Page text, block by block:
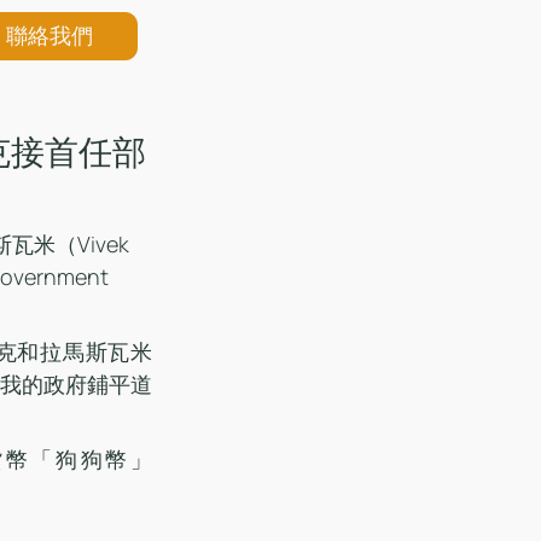
聯絡我們
首任部
瓦米（Vivek
和拉馬斯瓦米
的政府鋪平道
「狗狗幣」